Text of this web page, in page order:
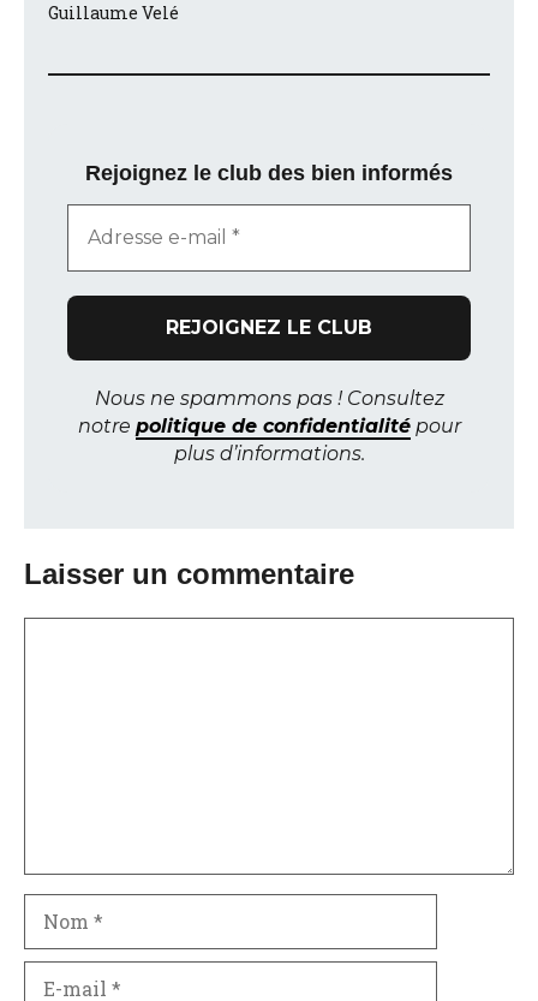
Guillaume Velé
Rejoignez le club des bien informés
Nous ne spammons pas ! Consultez
notre politique de confidentialitépour
plus d’informations.
Laisser un commentaire